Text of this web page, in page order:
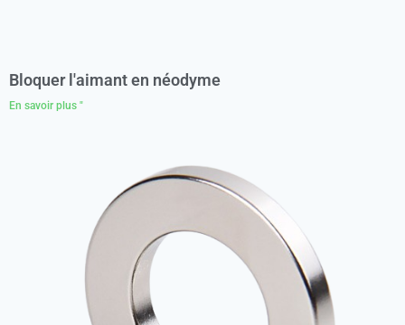
Bloquer l'aimant en néodyme
En savoir plus "